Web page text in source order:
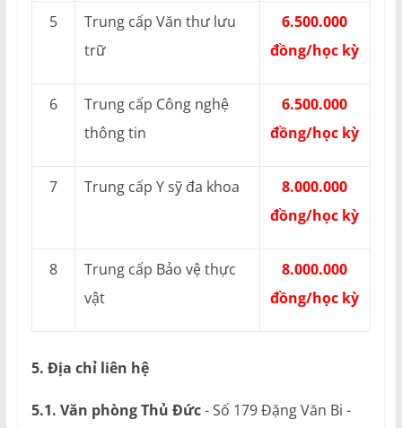
5
Trung cấp Văn thư lưu
trữ
6.500.000
đồng/học kỳ
6
Trung cấp Công nghệ
thông tin
6.500.000
đồng/học kỳ
7 Trung cấp Y sỹ đa khoa
8.000.000
đồng/học kỳ
8
Trung cấp Bảo vệ thực
vật
8.000.000
đồng/học kỳ
5. Địa chỉ liên hệ
5.1. Văn phòng Thủ Đức- Số 179 Đặng Văn Bi -